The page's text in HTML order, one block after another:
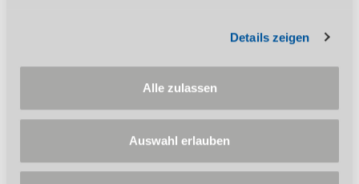
Details zeigen
Alle zulassen
Auswahl erlauben
Zwei bewegliche, einstellbare
rutschsicheren Füßen
Sehr servicefreundlich, da Bauteile sehr